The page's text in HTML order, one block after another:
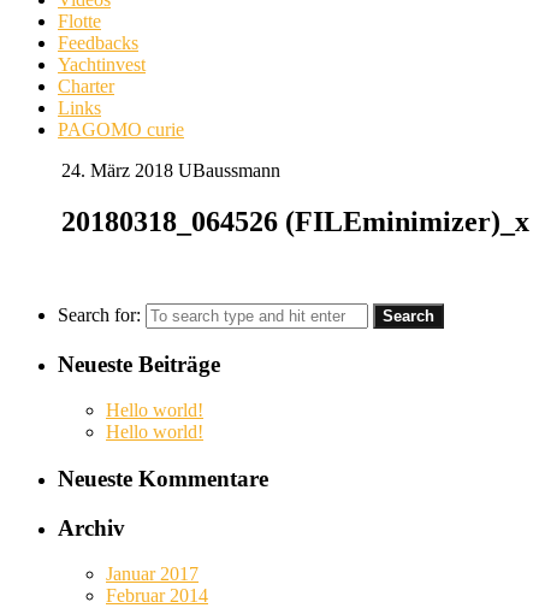
Flotte
Feedbacks
Yachtinvest
Charter
Links
PAGOMO curie
24. März 2018 UBaussmann
20180318_064526 (FILEminimizer)_x
Search for:
Neueste Beiträge
Hello world!
Hello world!
Neueste Kommentare
Archiv
Januar 2017
Februar 2014